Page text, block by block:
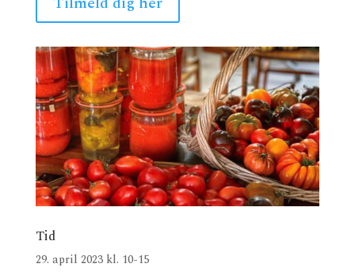
Tid
29. april 2023 kl. 10-15